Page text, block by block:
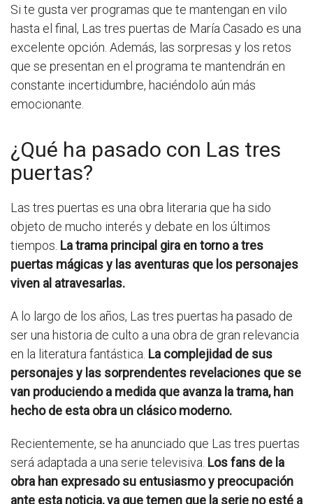
Si te gusta ver programas que te mantengan en vilo
hasta el final, Las tres puertas de María Casado es una
excelente opción. Además, las sorpresas y los retos
que se presentan en el programa te mantendrán en
constante incertidumbre, haciéndolo aún más
emocionante.
¿Qué ha pasado con Las tres
puertas?
Las tres puertas es una obra literaria que ha sido
objeto de mucho interés y debate en los últimos
tiempos. La trama principal gira en torno a tres
puertas mágicas y las aventuras que los personajes
viven al atravesarlas.
A lo largo de los años, Las tres puertas ha pasado de
ser una historia de culto a una obra de gran relevancia
en la literatura fantástica. La complejidad de sus
personajes y las sorprendentes revelaciones que se
van produciendo a medida que avanza la trama, han
hecho de esta obra un clásico moderno.
Recientemente, se ha anunciado que Las tres puertas
será adaptada a una serie televisiva. Los fans de la
obra han expresado su entusiasmo y preocupación
ante esta noticia, ya que temen que la serie no esté a